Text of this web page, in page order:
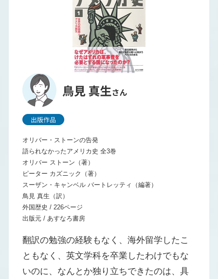
オリバー・ストーンの告発
語られなかったアメリカ史 全3巻
オリバー ストーン（著）
ピーター カズニック（著）
スーザン・キャンベル バートレッティ（編著）
鳥見 真生（訳）
外国歴史 / 226ページ
出版元 / あすなろ書房
翻訳の勉強の経験もなく、海外留学したこ
ともなく、英文学科を卒業したわけでもな
いのに、なんとか独り立ちできたのは、具